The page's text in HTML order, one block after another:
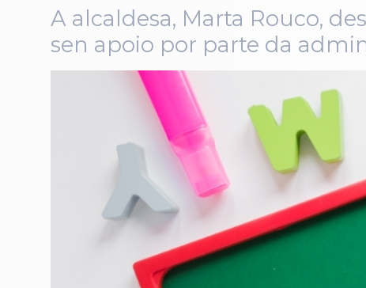
A alcaldesa, Marta Rouco,
sen apoio por parte da